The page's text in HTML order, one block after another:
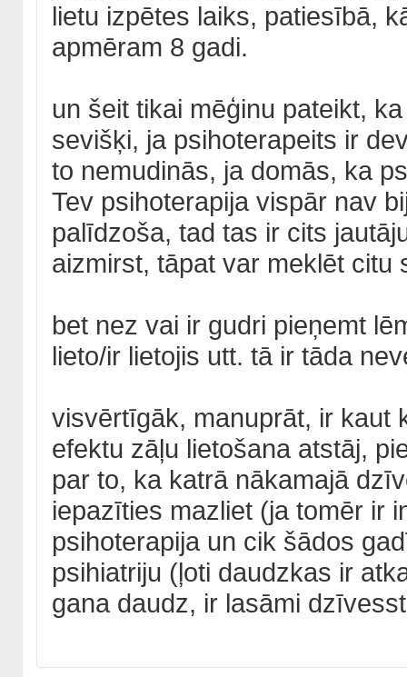
lietu izpētes laiks, patiesībā,
apmēram 8 gadi.
un šeit tikai mēģinu pateikt,
sevišķi, ja psihoterapeits ir
to nemudinās, ja domās, ka
Tev psihoterapija vispār nav
palīdzoša, tad tas ir cits
aizmirst, tāpat var meklēt citu
bet nez vai ir gudri pieņemt
lieto/ir lietojis utt. tā ir tāda
visvērtīgāk, manuprāt, ir kaut
efektu zāļu lietošana atstāj,
par to, ka katrā nākamajā
iepazīties mazliet (ja tomēr ir
psihoterapija un cik šādos
psihiatriju (ļoti daudzkas ir
gana daudz, ir lasāmi